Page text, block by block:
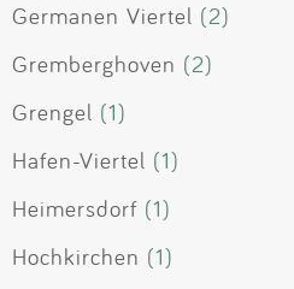
Germanen Viertel (2)
Gremberghoven (2)
Grengel (1)
Hafen-Viertel (1)
Heimersdorf (1)
Hochkirchen (1)